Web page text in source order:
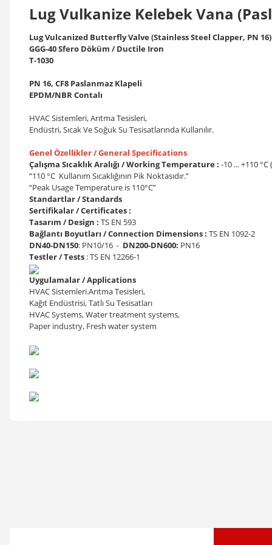
Lug Vulkanize Kelebek Vana
Lug Vulcanized Butterfly Valve (Stainless Steel Clapper, PN 16)
GGG-40 Sfero Döküm / Ductile Iron
T-1030
PN 16, CF8 Paslanmaz Klapeli
EPDM/NBR Contalı
HVAC Sistemleri, Arıtma Tesisleri,
Endüstri, Sıcak Ve Soğuk Su Tesisatlarında Kullanılır.
Genel Özellikler / General Specifications
Çalışma Sıcaklık Aralığı / Working Temperature : -10 ... +110 °C
“110 °C Kullanım Sıcaklığının Pik Noktasıdır.”
“Peak Usage Temperature is 110°C”
Standartlar / Standards
Sertifikalar / Certificates :
Tasarım / Design : TS EN 593
Bağlantı Boyutları / Connection Dimensions : TS EN 1092-2
DN40-DN150: PN10/16 - DN200-DN600: PN16
Testler / Tests : TS EN 12266-1
Uygulamalar / Applications
HVAC Sistemleri.Arıtma Tesisleri,
Kağıt Endüstrisi, Tatlı Su Tesisatları
HVAC Systems, Water treatment systems,
Paper industry, Fresh water system